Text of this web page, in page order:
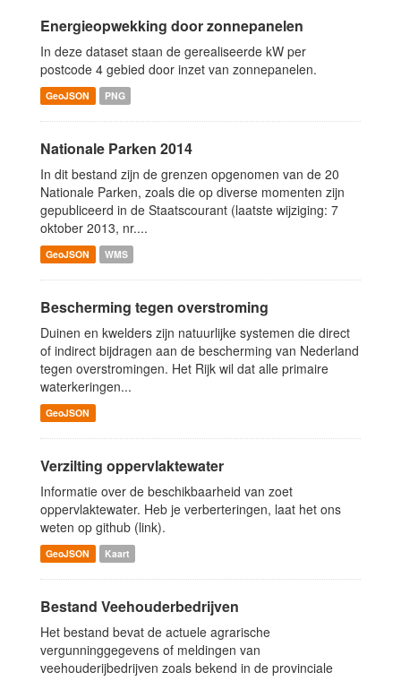
Energieopwekking door zonnepanelen
In deze dataset staan de gerealiseerde kW per
postcode 4 gebied door inzet van zonnepanelen.
GeoJSON PNG
Nationale Parken 2014
In dit bestand zijn de grenzen opgenomen van de 20
Nationale Parken, zoals die op diverse momenten zijn
gepubliceerd in de Staatscourant (laatste wijziging: 7
oktober 2013, nr....
GeoJSON WMS
Bescherming tegen overstroming
Duinen en kwelders zijn natuurlijke systemen die direct
of indirect bijdragen aan de bescherming van Nederland
tegen overstromingen. Het Rijk wil dat alle primaire
waterkeringen...
GeoJSON
Verzilting oppervlaktewater
Informatie over de beschikbaarheid van zoet
oppervlaktewater. Heb je verberteringen, laat het ons
weten op github (link).
GeoJSON Kaart
Bestand Veehouderbedrijven
Het bestand bevat de actuele agrarische
vergunninggegevens of meldingen van
veehouderijbedrijven zoals bekend in de provinciale